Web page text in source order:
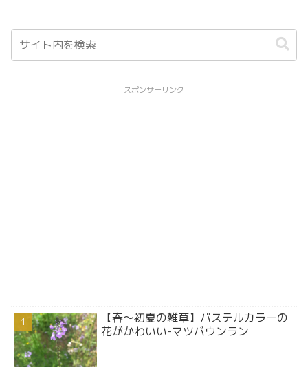
スポンサーリンク
【春～初夏の雑草】パステルカラーの
花がかわいい-マツバウンラン